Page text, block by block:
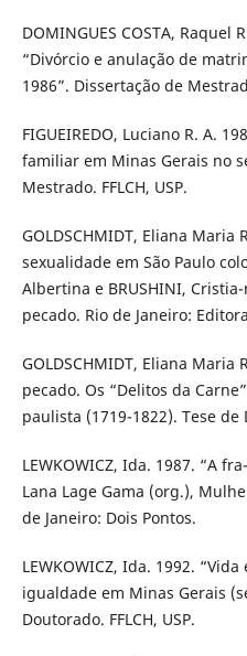
DOMINGUES COSTA, Raquel
“Divórcio e anulação de
1986”. Dissertação de
FIGUEIREDO, Luciano R. A.
familiar em Minas Gerais no
Mestrado. FFLCH, USP.
GOLDSCHMIDT, Eliana Maria
sexualidade em São Paulo
Albertina e BRUSHINI,
pecado. Rio de Janeiro:
GOLDSCHMIDT, Eliana Maria
pecado. Os “Delitos da
paulista (1719-1822). Tese de
LEWKOWICZ, Ida. 1987. “A
Lana Lage Gama (org.),
de Janeiro: Dois Pontos.
LEWKOWICZ, Ida. 1992.
igualdade em Minas Gerais
Doutorado. FFLCH, USP.